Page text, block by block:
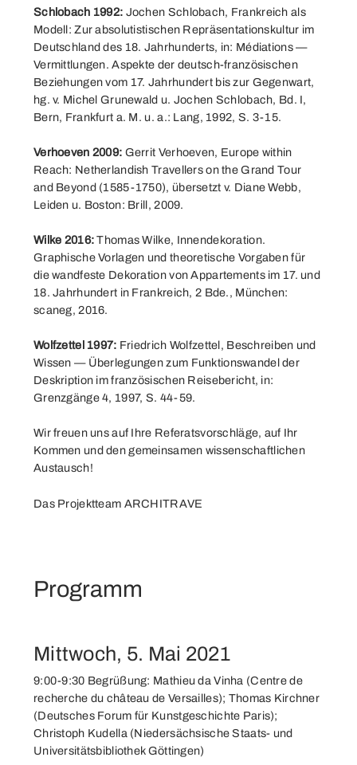
Schlobach 1992: Jochen Schlobach, Frankreich als
Modell: Zur absolutistischen Repräsentationskultur im
Deutschland des 18. Jahrhunderts, in: Médiations —
Vermittlungen. Aspekte der deutsch-französischen
Beziehungen vom 17. Jahrhundert bis zur Gegenwart,
hg. v. Michel Grunewald u. Jochen Schlobach, Bd. I,
Bern, Frankfurt a. M. u. a.: Lang, 1992, S. 3-15.
Verhoeven 2009: Gerrit Verhoeven, Europe within
Reach: Netherlandish Travellers on the Grand Tour
and Beyond (1585-1750), übersetzt v. Diane Webb,
Leiden u. Boston: Brill, 2009.
Wilke 2016:Thomas Wilke, Innendekoration.
Graphische Vorlagen und theoretische Vorgaben für
die wandfeste Dekoration von Appartements im 17. und
18. Jahrhundert in Frankreich, 2 Bde., München:
scaneg, 2016.
Wolfzettel 1997: Friedrich Wolfzettel, Beschreiben und
Wissen — Überlegungen zum Funktionswandel der
Deskription im französischen Reisebericht, in:
Grenzgänge 4, 1997, S. 44-59.
Wir freuen uns auf Ihre Referatsvorschläge, auf Ihr
Kommen und den gemeinsamen wissenschaftlichen
Austausch!
Das Projektteam ARCHITRAVE
Programm
Mittwoch, 5. Mai 2021
9:00-9:30 Begrüßung: Mathieu da Vinha (Centre de
recherche du château de Versailles); Thomas Kirchner
(Deutsches Forum für Kunstgeschichte Paris);
Christoph Kudella (Niedersächsische Staats- und
Universitätsbibliothek Göttingen)